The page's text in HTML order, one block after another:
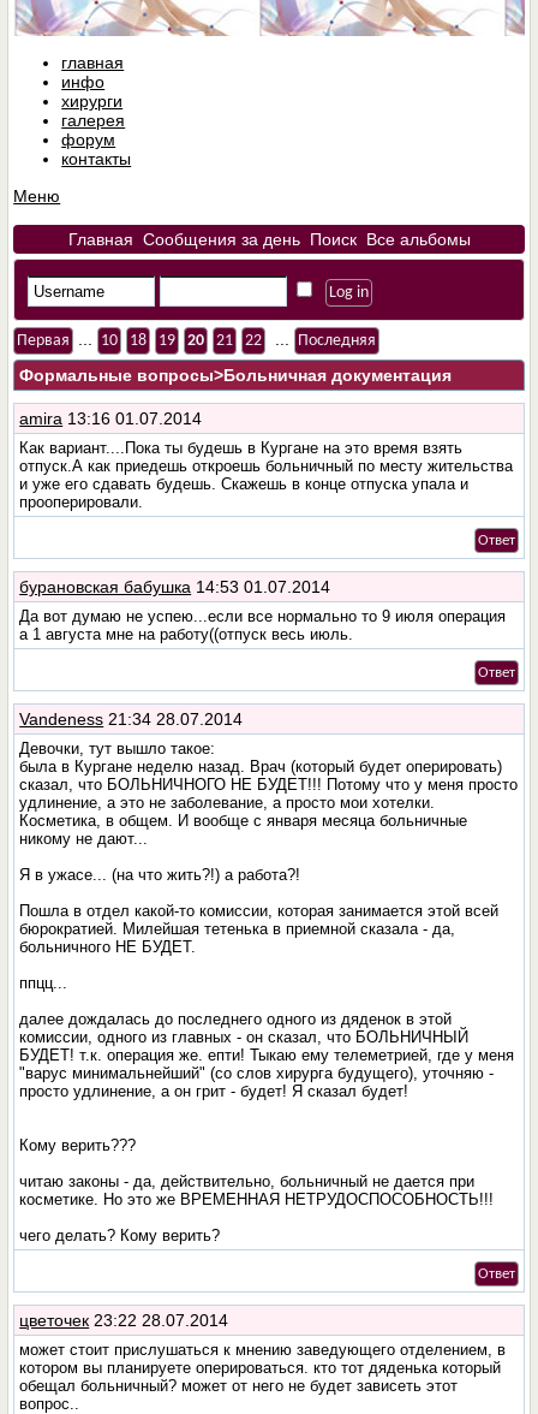
главная
инфо
хирурги
галерея
форум
контакты
Меню
Главная Сообщения за день Поиск Все альбомы
Первая 10 18 19 20 21 22 Последняя
Формальные вопросы>Больничная документация
amira 13:16 01.07.2014
Как вариант....Пока ты будешь в Кургане на это время взять
отпуск.А как приедешь откроешь больничный по месту жительства
и уже его сдавать будешь. Скажешь в конце отпуска упала и
прооперировали.
Ответ
бурановская бабушка 14:53 01.07.2014
Да вот думаю не успею...если все нормально то 9 июля операция
а 1 августа мне на работу((отпуск весь июль.
Ответ
Vandeness 21:34 28.07.2014
Девочки, тут вышло такое:
была в Кургане неделю назад. Врач (который будет оперировать)
сказал, что БОЛЬНИЧНОГО НЕ БУДЕТ!!! Потому что у меня просто
удлинение, а это не заболевание, а просто мои хотелки.
Косметика, в общем. И вообще с января месяца больничные
никому не дают...
Я в ужасе... (на что жить?!) а работа?!
Пошла в отдел какой-то комиссии, которая занимается этой всей
бюрократией. Милейшая тетенька в приемной сказала - да,
больничного НЕ БУДЕТ.
ппцц...
далее дождалась до последнего одного из дяденок в этой
комиссии, одного из главных - он сказал, что БОЛЬНИЧНЫЙ
БУДЕТ! т.к. операция же. епти! Тыкаю ему телеметрией, где у меня
"варус минимальнейший" (со слов хирурга будущего), уточняю -
просто удлинение, а он грит - будет! Я сказал будет!
Кому верить???
читаю законы - да, действительно, больничный не дается при
косметике. Но это же ВРЕМЕННАЯ НЕТРУДОСПОСОБНОСТЬ!!!
чего делать? Кому верить?
Ответ
цветочек 23:22 28.07.2014
может стоит прислушаться к мнению заведующего отделением, в
котором вы планируете оперироваться. кто тот дяденька который
обещал больничный? может от него не будет зависеть этот
вопрос..